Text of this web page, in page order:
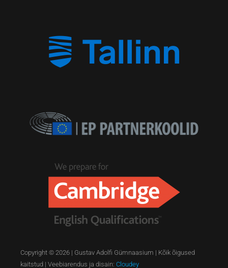
Copyright © 2026 | Gustav Adolfi Gümnaasium | Kõik õigused
kaitstud | Veebiarendus ja disain: Cloudey